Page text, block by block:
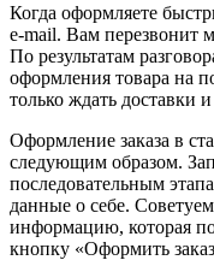
Когда оформляете
e-mail. Вам перезвонит
По результатам
оформления товара на
только ждать доставки
Оформление заказа в
следующим образом.
последовательным
данные о себе.
информацию, которая
кнопку «Оформить